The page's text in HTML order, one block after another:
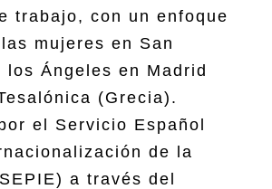
trabajo, con un enfoque
mujeres en San
los Ángeles en Madrid
(Grecia).
el Servicio Español
de la
a través del